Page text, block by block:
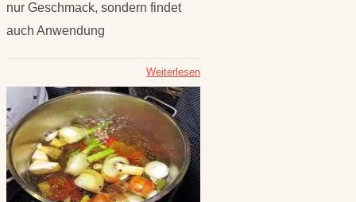
nur Geschmack, sondern findet
auch Anwendung
Weiterlesen